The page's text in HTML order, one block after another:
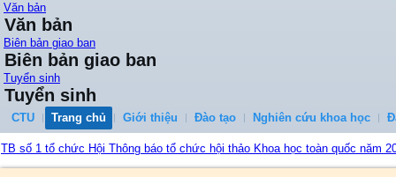
Văn bản
Văn bản
Biên bản giao ban
Biên bản giao ban
Tuyển sinh
Tuyển sinh
CTU Trang chủ Giới thiệu Đào tạo Nghiên cứu khoa học
TB số 1 tổ chức Hội Thông báo tổ chức hội thảo Khoa học toàn quốc năm
Quy đinh công tác học vụ tân sinh viên K51